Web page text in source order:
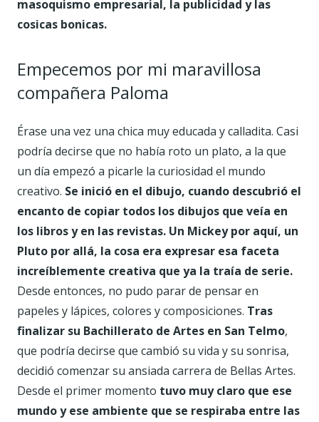
masoquismo empresarial, la publicidad y las
cosicas bonicas.
Empecemos por mi maravillosa
compañera Paloma
Érase una vez una chica muy educada y calladita. Casi
podría decirse que no había roto un plato, a la que
un día empezó a picarle la curiosidad el mundo
creativo. Se inició en el dibujo, cuando descubrió el
encanto de copiar todos los dibujos que veía en
los libros y en las revistas. Un Mickey por aquí, un
Pluto por allá, la cosa era expresar esa faceta
increíblemente creativa que ya la traía de serie.
Desde entonces, no pudo parar de pensar en
papeles y lápices, colores y composiciones. Tras
finalizar su Bachillerato de Artes en San Telmo,
que podría decirse que cambió su vida y su sonrisa,
decidió comenzar su ansiada carrera de Bellas Artes.
Desde el primer momento tuvo muy claro que ese
mundo y ese ambiente que se respiraba entre las